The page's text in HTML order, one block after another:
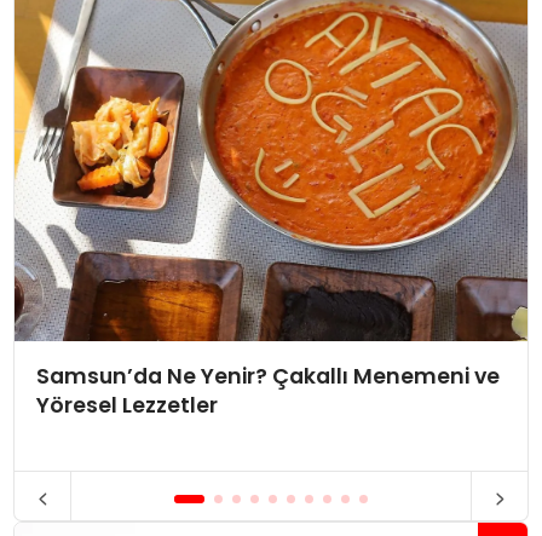
Samsun’da Ne Yenir? Çakallı Menemeni ve
Yöresel Lezzetler